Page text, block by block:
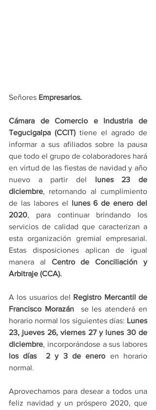
Señores Empresarios.
Cámara de Comercio e Industria de
Tegucigalpa (CCIT) tiene el agrado de
informar a sus afiliados sobre la pausa
que todo el grupo de colaboradores hará
en virtud de las fiestas de navidad y año
nuevo a partir del lunes 23 de
diciembre, retornando al cumplimiento
de las labores el lunes 6 de enero del
2020, para continuar brindando los
servicios de calidad que caracterizan a
esta organización gremial empresarial.
Estas disposiciones aplican de igual
manera al Centro de Conciliación y
Arbitraje (CCA).
A los usuarios del Registro Mercantil de
Francisco Morazán
  se les atenderá en
horario normal los siguientes días: Lunes
23, jueves 26, viernes 27 y lunes 30 de
diciembre
los días  2 y 3 de enero en horario
normal.
Aprovechamos para desear a todos una
feliz navidad y un próspero 2020, que